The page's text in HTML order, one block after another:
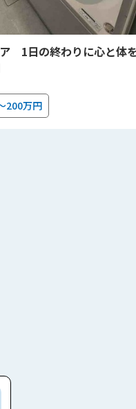
1日の終わりに心と体
200万円